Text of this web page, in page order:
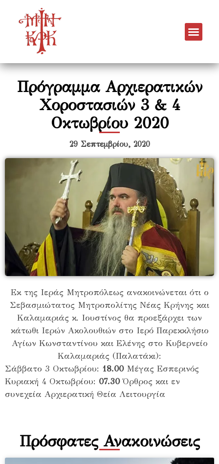
Πρόγραμμα Αρχιερατικών
Χοροστασιών 3 & 4
Οκτωβρίου 2020
29 Σεπτεμβρίου, 2020
Εκ της Ιεράς Μητροπόλεως ανακοινώνεται ότι ο
Σεβασμιώτατος Μητροπολίτης Νέας Κρήνης και
Καλαμαριάς κ. Ιουστίνος θα προεξάρχει των
κάτωθι Ιερών Ακολουθιών στο Ιερό Παρεκκλήσιο
Αγίων Κωνσταντίνου και Ελένης στο Κυβερνείο
Καλαμαριάς (Παλατάκι):
Σάββατο 3 Οκτωβρίου: 18.00Μέγας Εσπερινός
Κυριακή 4 Οκτωβρίου: 07.30Όρθρος και εν
συνεχεία Αρχιερατική Θεία Λειτουργία
Πρόσφατες Ανακοινώσεις